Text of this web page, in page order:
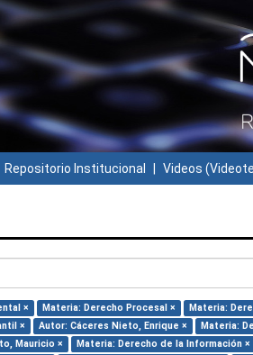
Repositorio Institucional Videos
× Materia: Derecho Procesal × Materia:
×
Autor: Cáceres Nieto, Enrique × Materia:
Mauricio ×
Materia: Derecho de la Información ×